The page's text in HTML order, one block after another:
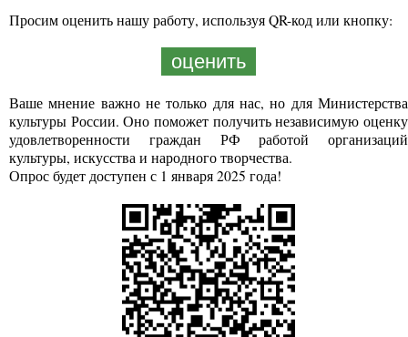
Просим оценить нашу работу, используя QR-код или кнопку:
оценить
Ваше мнение важно не только для нас, но для Министерства
культуры России. Оно поможет получить независимую оценку
удовлетворенности граждан РФ работой организаций
культуры, искусства и народного творчества.
Опрос будет доступен с 1 января 2025 года!